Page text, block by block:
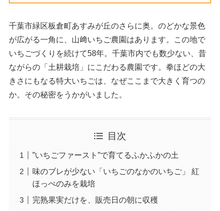
千葉市緑区板倉町あすみが丘のさらに奥。のどかな景色
が広がる一角に、山﨑いちご農園はあります。この地で
いちごづくりを続けて58年。千葉市内でも数少ない、昔
ながらの「土耕栽培」にこだわる農園です。拳ほどの大
きさにもなる特大いちごは、なぜここまで大きく育つの
か。その秘密をうかがいました。
目次
”いちごファースト”で育てるふかふかの土
味のブレが少ない「いちごのなかのいちご」 紅
ほっぺのみを栽培
完熟果実だけを、販売日の朝に収穫